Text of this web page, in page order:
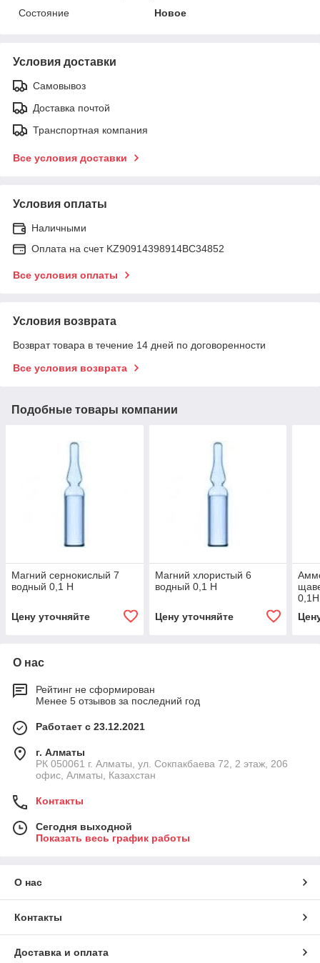
Состояние
Новое
Условия доставки
Самовывоз
Доставка почтой
Транспортная компания
Все условия доставки
Условия оплаты
Наличными
Оплата на счет KZ90914398914ВС34852
Все условия оплаты
Условия возврата
Возврат товара в течение 14 дней по договоренности
Все условия возврата
Подобные товары компании
Магний сернокислый 7
водный 0,1 Н
Цену уточняйте
Магний хлористый 6
водный 0,1 Н
Цену уточняйте
0,1Н
О нас
Рейтинг не сформирован
Менее 5 отзывов за последний год
Работает с 23.12.2021
г. Алматы
РК 050061 г. Алматы, ул. Сокпакбаева 72, 2 этаж, 206
офис, Алматы, Казахстан
Контакты
Сегодня выходной
Показать весь график работы
О нас
Контакты
Доставка и оплата